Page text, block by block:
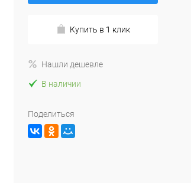
Купить в 1 клик
Нашли дешевле
В наличии
Поделиться